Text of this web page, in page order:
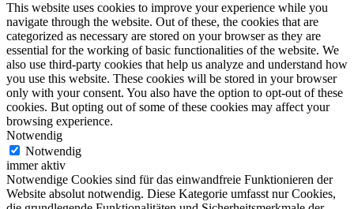
This website uses cookies to improve your experience while you
navigate through the website. Out of these, the cookies that are
categorized as necessary are stored on your browser as they are
essential for the working of basic functionalities of the website. We
also use third-party cookies that help us analyze and understand how
you use this website. These cookies will be stored in your browser
only with your consent. You also have the option to opt-out of these
cookies. But opting out of some of these cookies may affect your
browsing experience.
Notwendig
Notwendig
immer aktiv
Notwendige Cookies sind für das einwandfreie Funktionieren der
Website absolut notwendig. Diese Kategorie umfasst nur Cookies,